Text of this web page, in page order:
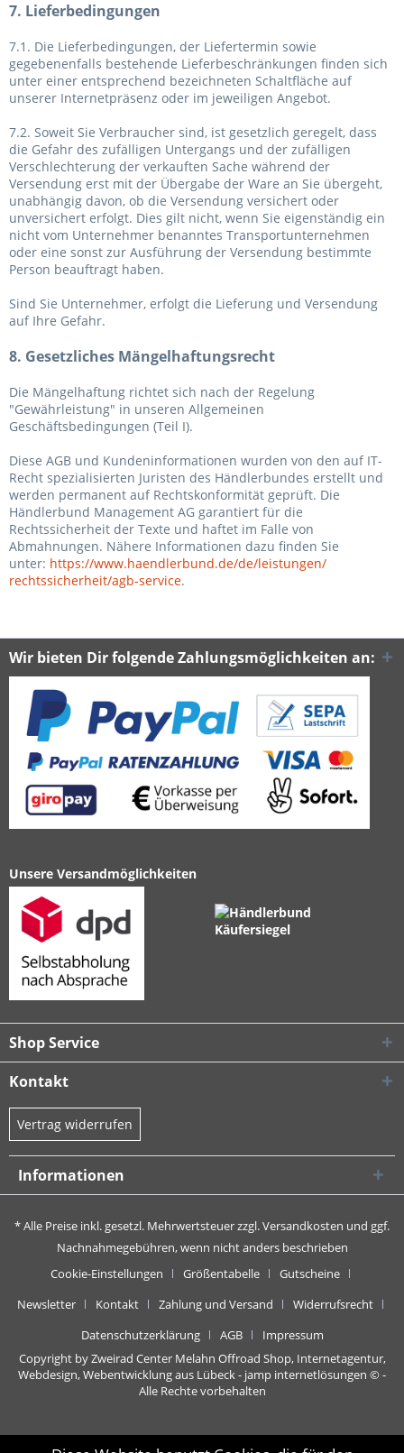
7. Lieferbedingungen
7.1. Die Lieferbedingungen, der Liefertermin sowie
gegebenenfalls bestehende Lieferbeschränkungen finden sich
unter einer entsprechend bezeichneten Schaltfläche auf
unserer Internetpräsenz oder im jeweiligen Angebot.
7.2. Soweit Sie Verbraucher sind, ist gesetzlich geregelt, dass
die Gefahr des zufälligen Untergangs und der zufälligen
Verschlechterung der verkauften Sache während der
Versendung erst mit der Übergabe der Ware an Sie übergeht,
unabhängig davon, ob die Versendung versichert oder
unversichert erfolgt. Dies gilt nicht, wenn Sie eigenständig ein
nicht vom Unternehmer benanntes Transportunternehmen
oder eine sonst zur Ausführung der Versendung bestimmte
Person beauftragt haben.
Sind Sie Unternehmer, erfolgt die Lieferung und Versendung
auf Ihre Gefahr.
8. Gesetzliches Mängelhaftungsrecht
Die Mängelhaftung richtet sich nach der Regelung
"Gewährleistung" in unseren Allgemeinen
Geschäftsbedingungen (Teil I).
Diese AGB und Kundeninformationen wurden von den auf IT-
Recht spezialisierten Juristen des Händlerbundes erstellt und
werden permanent auf Rechtskonformität geprüft. Die
Händlerbund Management AG garantiert für die
Rechtssicherheit der Texte und haftet im Falle von
Abmahnungen. Nähere Informationen dazu finden Sie
unter: https://www.haendlerbund.de/de/leistungen/
rechtssicherheit/agb-service.
Wir bieten Dir folgende Zahlungsmöglichkeiten an:
Unsere Versandmöglichkeiten
Shop Service
Kontakt
Vertrag widerrufen
Informationen
* Alle Preise inkl. gesetzl. Mehrwertsteuer zzgl.Versandkosten und ggf.
Nachnahmegebühren, wenn nicht anders beschrieben
Cookie-Einstellungen
Größentabelle
Gutscheine
Newsletter
Kontakt Zahlung und Versand
Widerrufsrecht
Datenschutzerklärung
AGB
Impressum
Copyright by Zweirad Center Melahn Offroad Shop, Internetagentur,
Webdesign, Webentwicklung aus Lübeck - jamp internetlösungen © -
Alle Rechte vorbehalten